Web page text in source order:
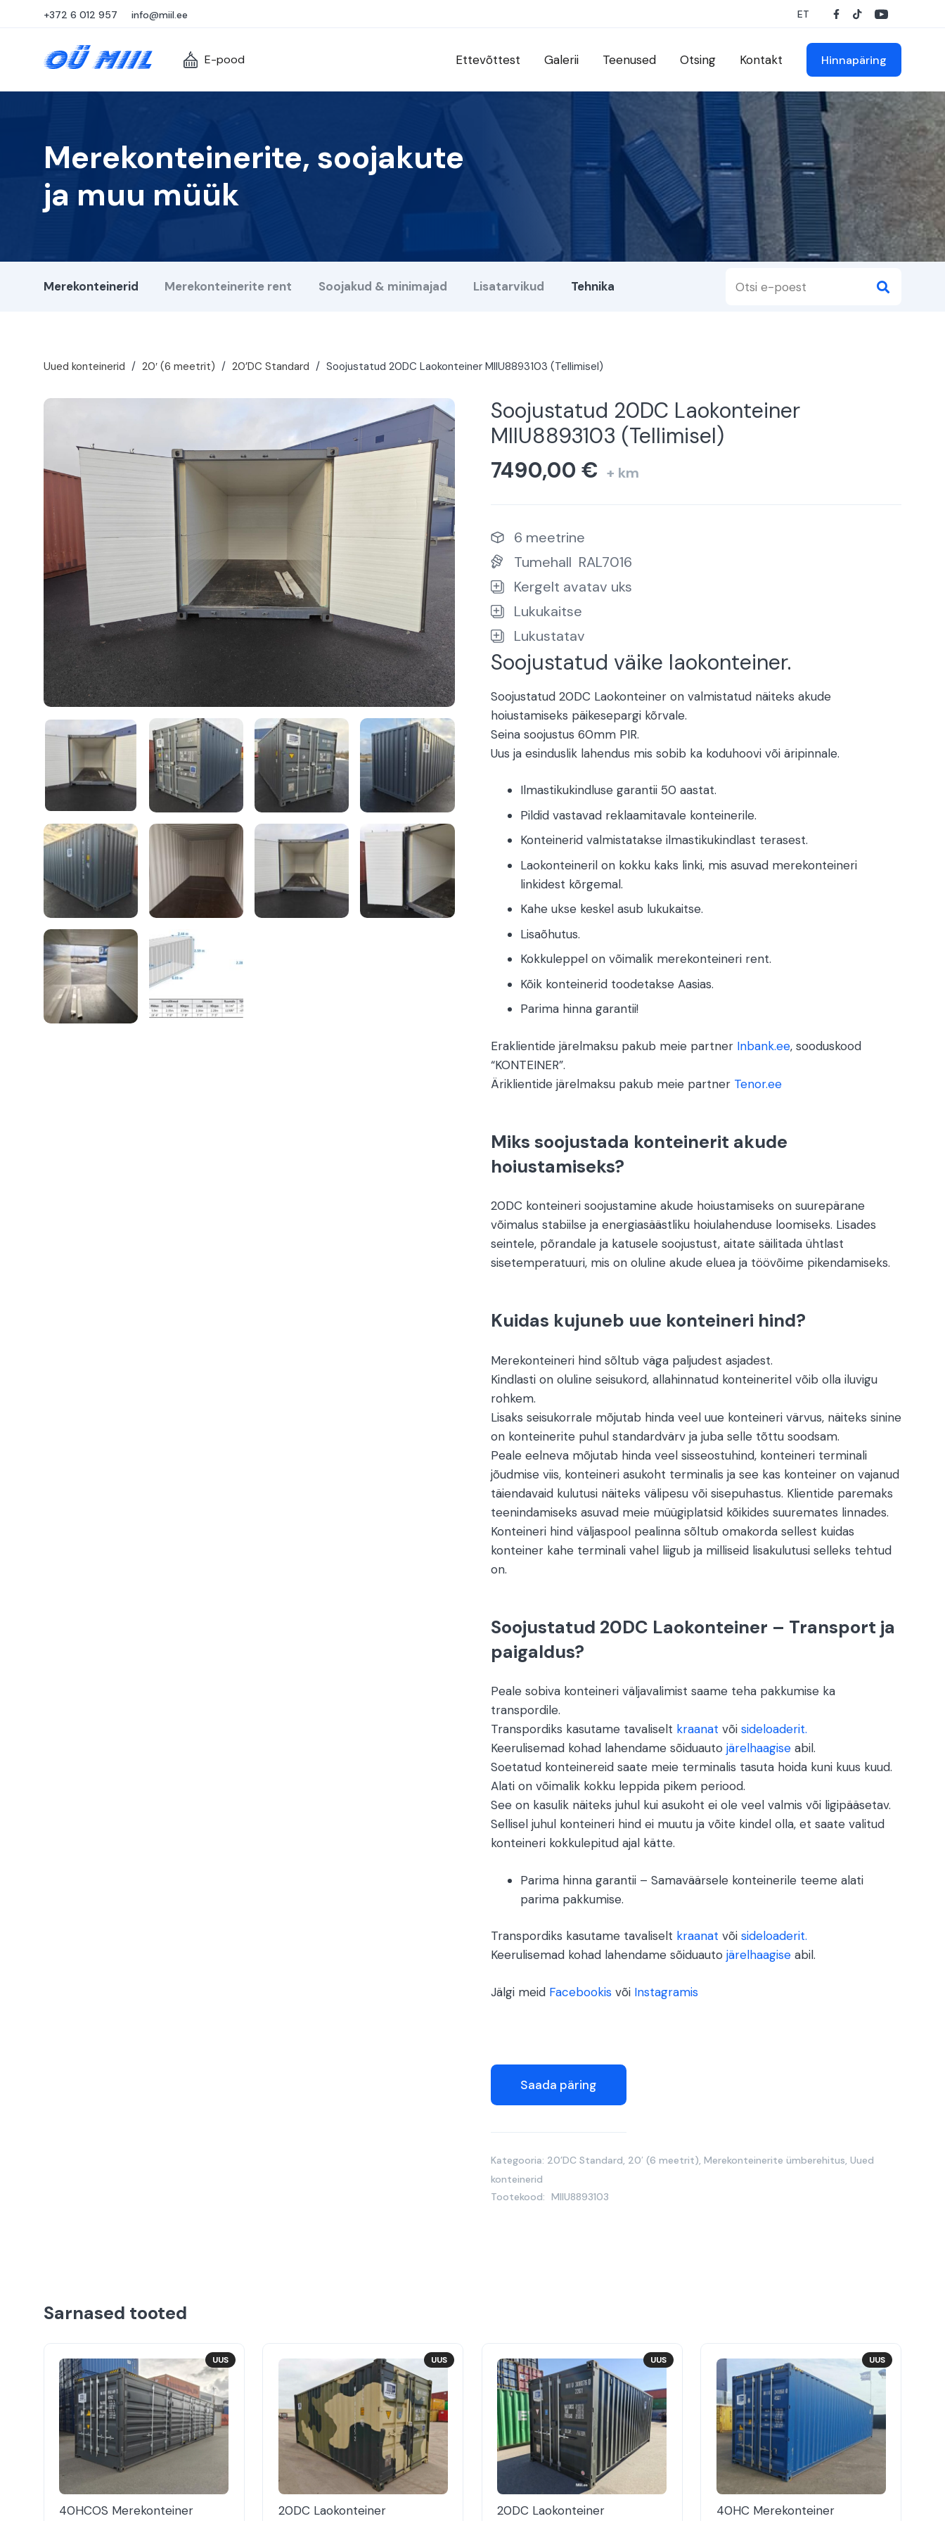
+372 6 012 957 info@miil.ee ET
E-pood Ettevõttest Galerii Teenused Otsing Kontakt Hinnapäring
Merekonteinerite, soojakute
ja muu müük
Merekonteinerid Merekonteinerite rent Soojakud & minimajad Lisatarvikud Tehnika
Uued konteinerid / 20′ (6 meetrit) / 20’DC Standard / Soojustatud 20DC Laokonteiner MIIU8893103 (Tellimisel)
Soojustatud 20DC Laokonteiner
MIIU8893103 (Tellimisel)
7490,00 € + km
6 meetrine
Tumehall RAL7016
Kergelt avatav uks
Lukukaitse
Lukustatav
Soojustatud väike laokonteiner.
Soojustatud 20DC Laokonteiner on valmistatud näiteks akude
hoiustamiseks päikesepargi kõrvale.
Seina soojustus 60mm PIR.
Uus ja esinduslik lahendus mis sobib ka koduhoovi või äripinnale.
Ilmastikukindluse garantii 50 aastat.
Pildid vastavad reklaamitavale konteinerile.
Konteinerid valmistatakse ilmastikukindlast terasest.
Laokonteineril on kokku kaks linki, mis asuvad merekonteineri
linkidest kõrgemal.
Kahe ukse keskel asub lukukaitse.
Lisaõhutus.
Kokkuleppel on võimalik merekonteineri rent.
Kõik konteinerid toodetakse Aasias.
Parima hinna garantii!
Eraklientide järelmaksu pakub meie partner Inbank.ee, sooduskood
“KONTEINER”.
Äriklientide järelmaksu pakub meie partner Tenor.ee
Miks soojustada konteinerit akude
hoiustamiseks?
20DC konteineri soojustamine akude hoiustamiseks on suurepärane
võimalus stabiilse ja energiasäästliku hoiulahenduse loomiseks. Lisades
seintele, põrandale ja katusele soojustust, aitate säilitada ühtlast
sisetemperatuuri, mis on oluline akude eluea ja töövõime pikendamiseks.
Kuidas kujuneb uue konteineri hind?
Merekonteineri hind sõltub väga paljudest asjadest.
Kindlasti on oluline seisukord, allahinnatud konteineritel võib olla iluvigu
rohkem.
Lisaks seisukorrale mõjutab hinda veel uue konteineri värvus, näiteks sinine
on konteinerite puhul standardvärv ja juba selle tõttu soodsam.
Peale eelneva mõjutab hinda veel sisseostuhind, konteineri terminali
jõudmise viis, konteineri asukoht terminalis ja see kas konteiner on vajanud
täiendavaid kulutusi näiteks välipesu või sisepuhastus. Klientide paremaks
teenindamiseks asuvad meie müügiplatsid kõikides suuremates linnades.
Konteineri hind väljaspool pealinna sõltub omakorda sellest kuidas
konteiner kahe terminali vahel liigub ja milliseid lisakulutusi selleks tehtud
on.
Soojustatud 20DC Laokonteiner – Transport ja
paigaldus?
Peale sobiva konteineri väljavalimist saame teha pakkumise ka
transpordile.
Transpordiks kasutame tavaliselt kraanat või sideloaderit.
Keerulisemad kohad lahendame sõiduauto järelhaagiseabil.
Soetatud konteinereid saate meie terminalis tasuta hoida kuni kuus kuud.
Alati on võimalik kokku leppida pikem periood.
See on kasulik näiteks juhul kui asukoht ei ole veel valmis või ligipääsetav.
Sellisel juhul konteineri hind ei muutu ja võite kindel olla, et saate valitud
konteineri kokkulepitud ajal kätte.
Parima hinna garantii – Samaväärsele konteinerile teeme alati
parima pakkumise.
Transpordiks kasutame tavaliselt kraanat või sideloaderit.
Keerulisemad kohad lahendame sõiduauto järelhaagiseabil.
Jälgi meid Facebookisvõi Instagramis
Saada päring
Kategooria: 20’DC Standard 20′ (6 meetrit) Merekonteinerite ümberehitus Uued
konteinerid
Tootekood: MIIU8893103
Sarnased tooted
40HCOS Merekonteiner
UUS
20DC Laokonteiner
UUS
20DC Laokonteiner
UUS
40HC Merekonteiner
UUS